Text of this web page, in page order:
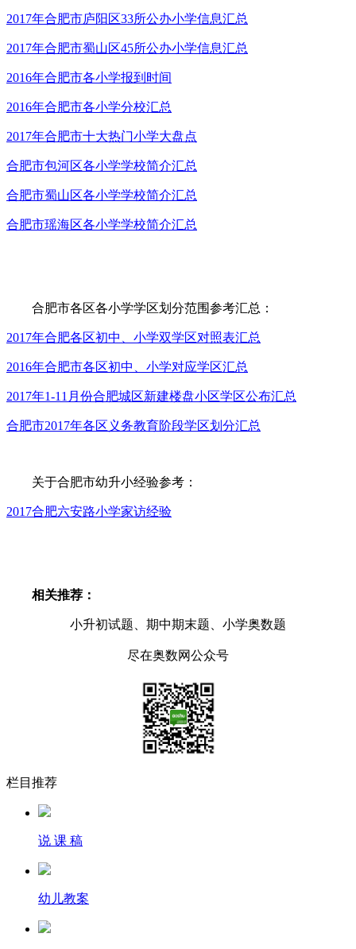
2017年合肥市庐阳区33所公办小学信息汇总
2017年合肥市蜀山区45所公办小学信息汇总
2016年合肥市各小学报到时间
2016年合肥市各小学分校汇总
2017年合肥市十大热门小学大盘点
合肥市包河区各小学学校简介汇总
合肥市蜀山区各小学学校简介汇总
合肥市瑶海区各小学学校简介汇总
合肥市各区各小学学区划分范围参考汇总：
2017年合肥各区初中、小学双学区对照表汇总
2016年合肥市各区初中、小学对应学区汇总
2017年1-11月份合肥城区新建楼盘小区学区公布汇总
合肥市2017年各区义务教育阶段学区划分汇总
关于合肥市幼升小经验参考：
2017合肥六安路小学家访经验
相关推荐：
小升初试题、期中期末题、小学奥数题
尽在奥数网公众号
栏目推荐
说 课 稿
幼儿教案